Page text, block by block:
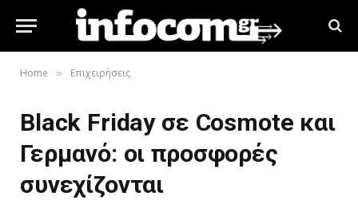
Home » Επιχειρήσεις
Black Friday σε Cosmote και
Γερμανό: οι προσφορές
συνεχίζονται